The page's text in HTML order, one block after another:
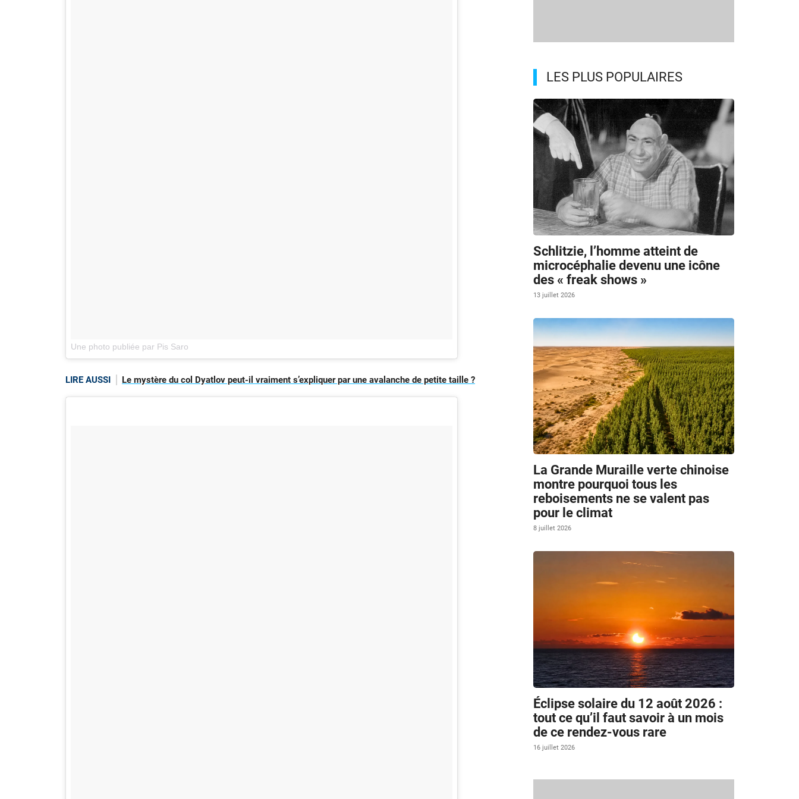
Une photo publiée par Pis Saro
LIRE AUSSI Le mystère du col Dyatlov peut-il vraiment s’expliquer par une avalanche de petite taille ?
LES PLUS POPULAIRES
Schlitzie, l’homme atteint de
microcéphalie devenu une icône
des « freak shows »
13 juillet 2026
La Grande Muraille verte chinoise
montre pourquoi tous les
reboisements ne se valent pas
pour le climat
8 juillet 2026
Éclipse solaire du 12 août 2026 :
tout ce qu’il faut savoir à un mois
de ce rendez-vous rare
16 juillet 2026